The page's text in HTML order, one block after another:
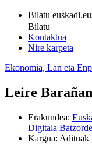
Bilatu
Bilatu
Kontaktua
Nire karpeta
Ekonomia, Lan eta
Leire
Erakundea:
Digitala
Kargua: Adituak